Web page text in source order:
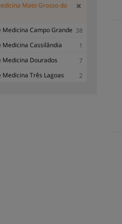
Mato Grosso do
Medicina Campo Grande 38
Medicina Cassilândia
1
Medicina Dourados
7
Medicina Três Lagoas
2